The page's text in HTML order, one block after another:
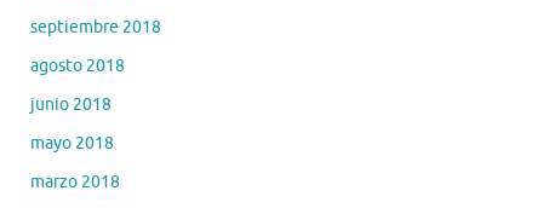
septiembre 2018
agosto 2018
junio 2018
mayo 2018
marzo 2018